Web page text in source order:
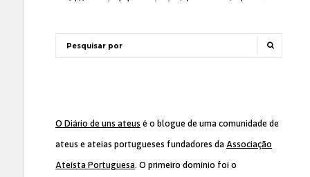
O Diário de uns ateus é o blogue de uma comunidade de
ateus e ateias portugueses fundadores da Associação
Ateísta Portuguesa. O primeiro domínio foi o